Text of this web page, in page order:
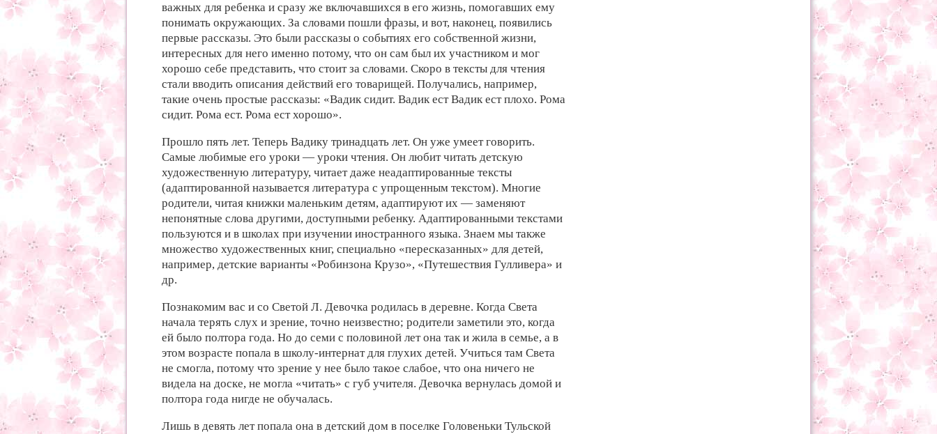
важных для ребенка и сразу же включавшихся в его жизнь, помогавших ему
понимать окружающих. За словами пошли фразы, и вот, наконец, появились
первые рассказы. Это были рассказы о событиях его собственной жизни,
интересных для него именно потому, что он сам был их участником и мог
хорошо себе представить, что стоит за словами. Скоро в тексты для чтения
стали вводить описания действий его товарищей. Получались, например,
такие очень простые рассказы: «Вадик сидит. Вадик ест Вадик ест плохо. Рома
сидит. Рома ест. Рома ест хорошо».
Прошло пять лет. Теперь Вадику тринадцать лет. Он уже умеет говорить.
Самые любимые его уроки — уроки чтения. Он любит читать детскую
художественную литературу, читает даже неадаптированные тексты
(адаптированной называется литература с упрощенным текстом). Многие
родители, читая книжки маленьким детям, адаптируют их — заменяют
непонятные слова другими, доступными ребенку. Адаптированными текстами
пользуются и в школах при изучении иностранного языка. Знаем мы также
множество художественных книг, специально «пересказанных» для детей,
например, детские варианты «Робинзона Крузо», «Путешествия Гулливера» и
др.
Познакомим вас и со Светой Л. Девочка родилась в деревне. Когда Света
начала терять слух и зрение, точно неизвестно; родители заметили это, когда
ей было полтора года. Но до семи с половиной лет она так и жила в семье, а в
этом возрасте попала в школу-интернат для глухих детей. Учиться там Света
не смогла, потому что зрение у нее было такое слабое, что она ничего не
видела на доске, не могла «читать» с губ учителя. Девочка вернулась домой и
полтора года нигде не обучалась.
Лишь в девять лет попала она в детский дом в поселке Головеньки Тульской